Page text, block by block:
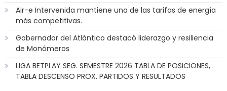
Air-e Intervenida mantiene una de las tarifas de energía
más competitivas.
Gobernador del Atlántico destacó liderazgo y resiliencia
de Monómeros
LIGA BETPLAY SEG. SEMESTRE 2026 TABLA DE POSICIONES,
TABLA DESCENSO PROX. PARTIDOS Y RESULTADOS